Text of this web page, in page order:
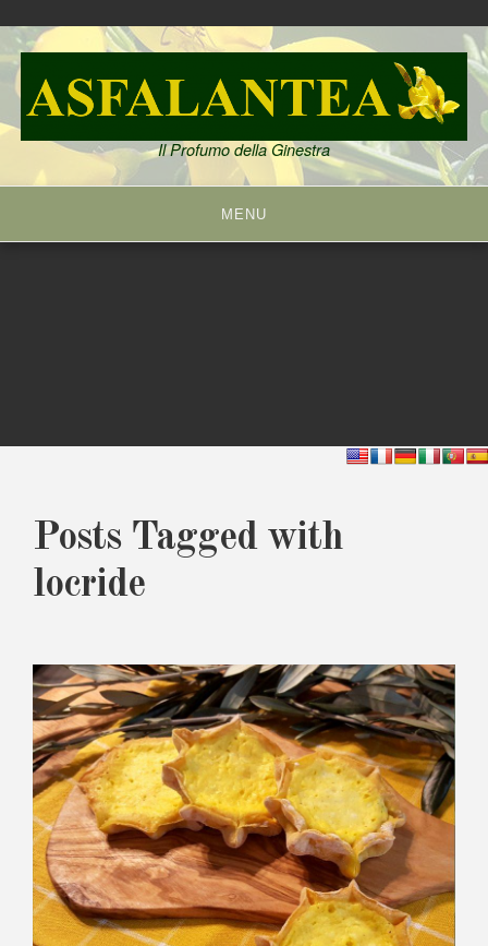
Skip
to
content
Il Profumo della Ginestra
MENU
Posts Tagged with
locride